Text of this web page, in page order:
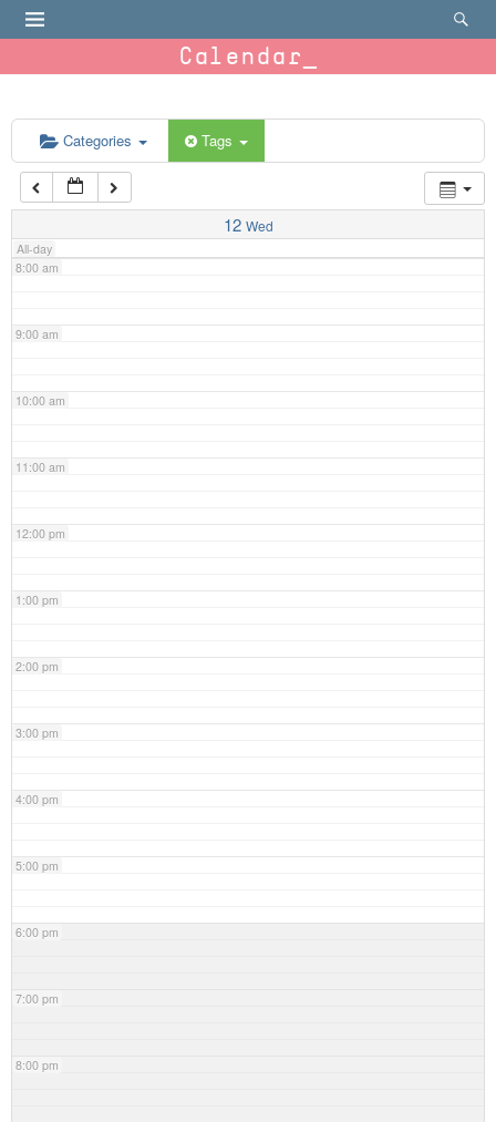
Calendar
Categories Tags
12 Wed
All-day
6:00 am
7:00 am
8:00 am
9:00 am
10:00 am
11:00 am
12:00 pm
1:00 pm
2:00 pm
3:00 pm
4:00 pm
5:00 pm
6:00 pm
7:00 pm
8:00 pm